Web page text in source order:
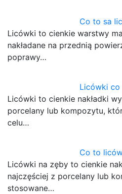
Co to sa
Licówki to cienkie warstwy
nakładane na przednią
poprawy…
Licówki co
Licówki to cienkie nakładki
porcelany lub kompozytu,
celu…
Co to
Licówki na zęby to cienkie
najczęściej z porcelany lub
stosowane…